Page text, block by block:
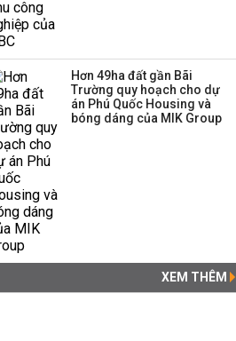
Giấy
21:07 | 25/10/2019
Hơn 49ha đất gần Bãi
Trường quy hoạch cho dự
án Phú Quốc Housing và
bóng dáng của MIK Group
XEM THÊM